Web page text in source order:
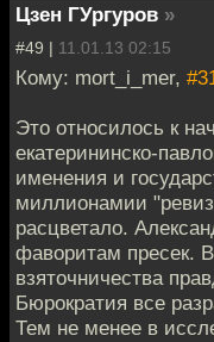
Цзен ГУргуров »
#49 | 11.01.13 02:15
Кому: mort_i_mer,
Это относилось к
екатерининско-
именения и
миллионамии
расцветало.
фаворитам пресек.
взяточничества
Бюрократия все
Тем не менее в